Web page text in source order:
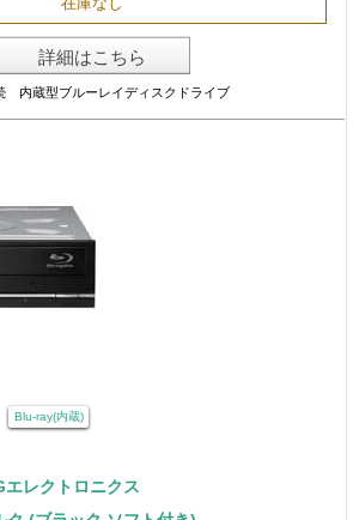
詳細はこちら
内蔵型ブルーレイディスクドライブ
Blu-ray(内蔵)
レクトロニクス